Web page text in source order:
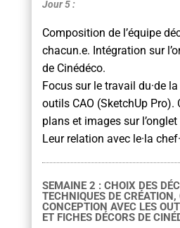
Jour 5 :
Composition de l’équipe
chacun.e. Intégration sur
de Cinédéco.
Focus sur le travail du·de
outils CAO (SketchUp Pro).
plans et images sur
Leur relation avec le·la
SEMAINE 2 : CHOIX DES
TECHNIQUES DE
CONCEPTION AVEC LES
ET FICHES DÉCORS DE